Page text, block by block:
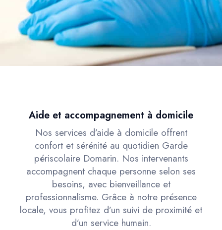
Aide et accompagnement à domicile
Nos services d’aide à domicile offrent
confort et sérénité au quotidien Garde
périscolaire Domarin. Nos intervenants
accompagnent chaque personne selon ses
besoins, avec bienveillance et
professionnalisme. Grâce à notre présence
locale, vous profitez d’un suivi de proximité et
d’un service humain.